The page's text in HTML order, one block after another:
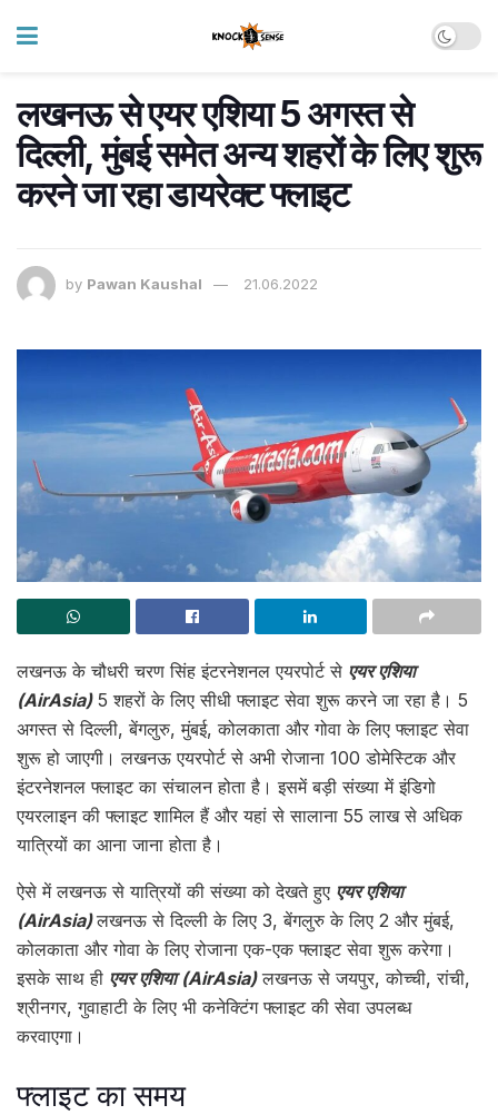
लखनऊ से एयर एशिया 5 अगस्त से
दिल्ली, मुंबई समेत अन्य शहरों के लिए शुरू
करने जा रहा डायरेक्ट फ्लाइट
by Pawan Kaushal 21.06.2022
लखनऊ के चौधरी चरण सिंह इंटरनेशनल एयरपोर्ट से एयर एशिया
(AirAsia)5 शहरों के लिए सीधी फ्लाइट सेवा शुरू करने जा रहा है। 5
अगस्त से दिल्ली, बेंगलुरु, मुंबई, कोलकाता और गोवा के लिए फ्लाइट सेवा
शुरू हो जाएगी। लखनऊ एयरपोर्ट से अभी रोजाना 100 डोमेस्टिक और
इंटरनेशनल फ्लाइट का संचालन होता है। इसमें बड़ी संख्या में इंडिगो
एयरलाइन की फ्लाइट शामिल हैं और यहां से सालाना 55 लाख से अधिक
यात्रियों का आना जाना होता है।
ऐसे में लखनऊ से यात्रियों की संख्या को देखते हुए एयर एशिया
(AirAsia)लखनऊ से दिल्ली के लिए 3, बेंगलुरु के लिए 2 और मुंबई,
कोलकाता और गोवा के लिए रोजाना एक-एक फ्लाइट सेवा शुरू करेगा।
इसके साथ ही एयर एशिया (AirAsia)लखनऊ से जयपुर, कोच्ची, रांची,
श्रीनगर, गुवाहाटी के लिए भी कनेक्टिंग फ्लाइट की सेवा उपलब्ध
करवाएगा।
फ्लाइट का समय